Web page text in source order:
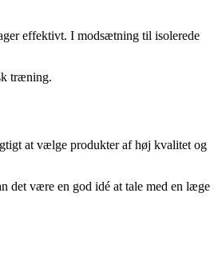
effektivt. I modsætning til isolerede
træning.
at vælge produkter af høj kvalitet og
det være en god idé at tale med en læge